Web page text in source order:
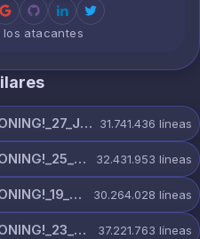
los atacantes
@UP_DAISYCLOUD_CHAMPIONING!_27_JULY_5982_ON_CHANNEL.rar 31.741.436 líneas
@UP_DAISYCLOUD_CHAMPIONING!_25_JULY_5797_ON_CHANNEL.rar 32.431.953 líneas
@UP_DAISYCLOUD_CHAMPIONING!_19_JULY_5790_ON_CHANNEL.rar 30.264.028 líneas
@UP_DAISYCLOUD_CHAMPIONING!_23_JULY_5300_ON_CHANNEL.rar 37.221.763 líneas